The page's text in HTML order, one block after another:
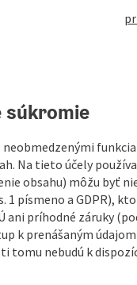
pool.
súkromie
Na tieto účely
obsahu) môžu byť
1 písmeno a GDPR),
ani príhodné záruky
k prenášaným
tomu nebudú k